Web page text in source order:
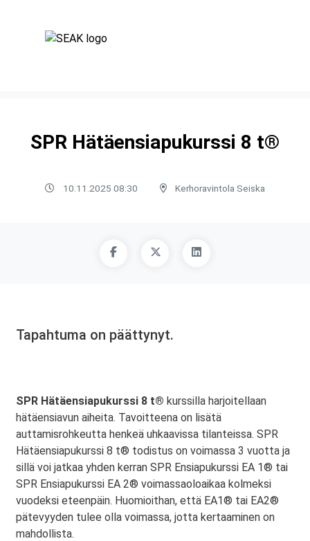
SPR Hätäensiapukurssi 8 t®
10.11.2025 08:30 Kerhoravintola Seiska
Tapahtuma on päättynyt.
SPR Hätäensiapukurssi 8 t® kurssilla harjoitellaan
hätäensiavun aiheita. Tavoitteena on lisätä
auttamisrohkeutta henkeä uhkaavissa tilanteissa. SPR
Hätäensiapukurssi 8 t® todistus on voimassa 3 vuotta ja
sillä voi jatkaa yhden kerran SPR Ensiapukurssi EA 1® tai
SPR Ensiapukurssi EA 2® voimassaoloaikaa kolmeksi
vuodeksi eteenpäin. Huomioithan, että EA1® tai EA2®
pätevyyden tulee olla voimassa, jotta kertaaminen on
mahdollista.